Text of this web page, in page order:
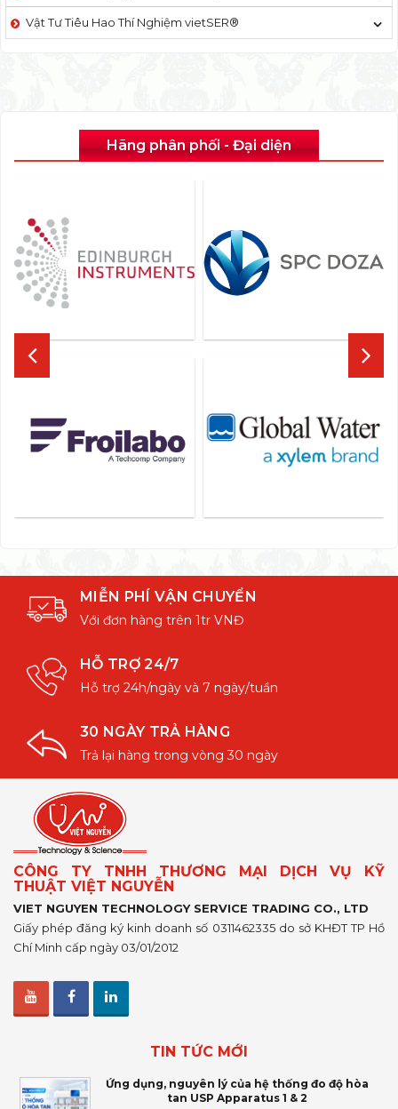
Vật Tư Tiêu Hao Thí Nghiệm vietSER®
Hãng phân phối - Đại diện
MIỄN PHÍ VẬN CHUYỂN
Với đơn hàng trên 1tr VNĐ
HỖ TRỢ 24/7
Hỗ trợ 24h/ngày và 7 ngày/tuần
30 NGÀY TRẢ HÀNG
Trả lại hàng trong vòng 30 ngày
CÔNG TY TNHH THƯƠNG MẠI DỊCH VỤ KỸ
THUẬT VIỆT NGUYỄN
VIET NGUYEN TECHNOLOGY SERVICE TRADING CO., LTD
Giấy phép đăng ký kinh doanh số 0311462335 do sở KHĐT TP Hồ
Chí Minh cấp ngày 03/01/2012
TIN TỨC MỚI
Ứng dụng, nguyên lý của hệ thống đo độ hòa
tan USP Apparatus 1 & 2